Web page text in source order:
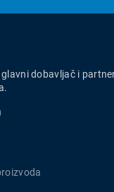
dobavljač i